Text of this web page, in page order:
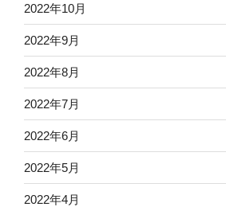
2022年10月
2022年9月
2022年8月
2022年7月
2022年6月
2022年5月
2022年4月